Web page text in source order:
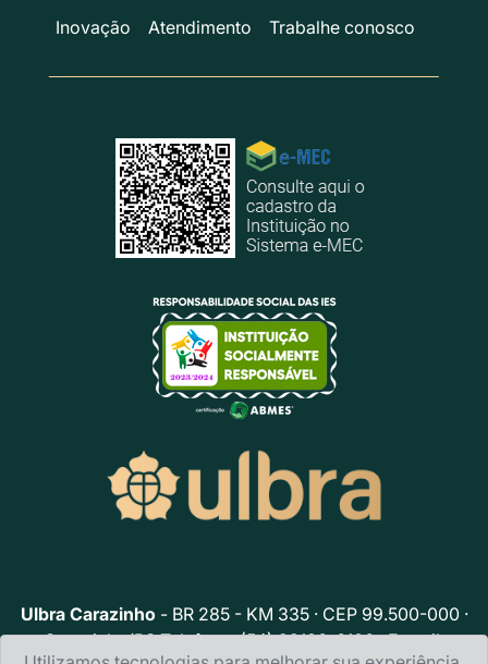
Inovação
Atendimento Trabalhe conosco
Ulbra Carazinho- BR 285 - KM 335 · CEP 99.500-000 ·
Carazinho/RS Telefone: (54) 99136-6106 · E-mail: